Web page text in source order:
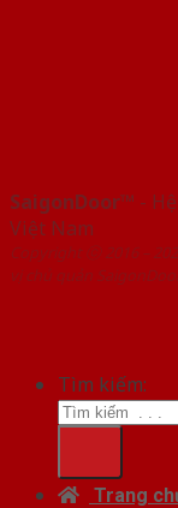
SaigonDoor™ -
Việt Nam
Copyright ⓒ 2016 –
vị chủ quản
Tìm kiếm:
Trang